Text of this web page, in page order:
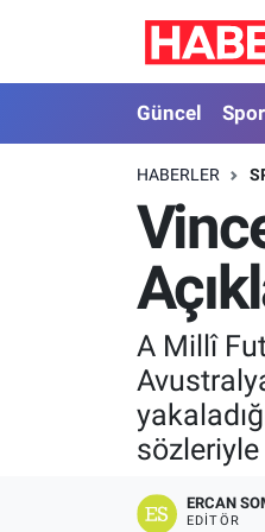
Güncel Spor
HABERLER
A Millî
sözleriyle
ERCAN
EDITÖR
Güncel
Spor
Ekonomi
Magazin
Astroloji
Nöbetçi Eczaneler
Hava Durumu
İstanbul Namaz
Trafik Durumu
Süper Lig Puan
Tüm Manşetler
Son Dakika Haberleri
Haber Arşivi